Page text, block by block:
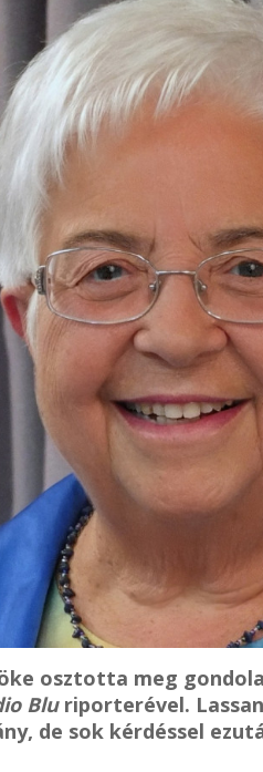
osztotta meg
Bluriporterével.
de sok kérdéssel